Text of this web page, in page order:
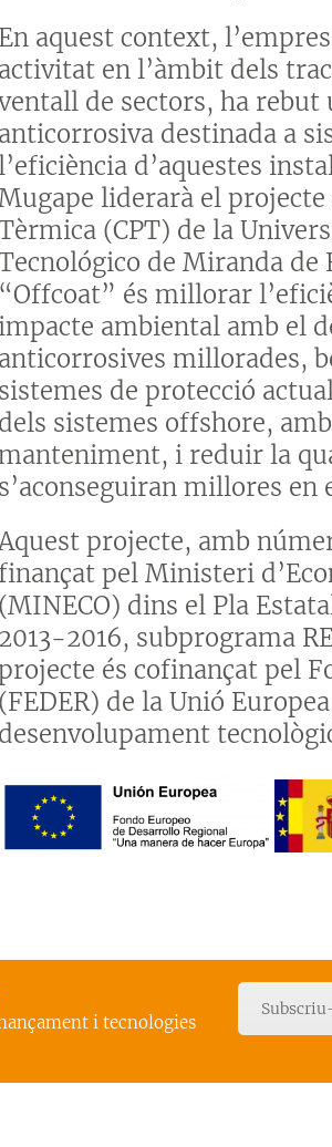
En aquest context,
activitat en l’àmbit dels
de sectors, ha rebut
anticorrosiva destinada a
l’eficiència d’aquestes
Mugape liderarà el projecte
(CPT) de la
de Miranda de
“Offcoat” és millorar
impacte ambiental amb el
anticorrosives millorades,
sistemes de protecció
dels sistemes offshore,
i reduir la
s’aconseguiran millores
Aquest projecte, amb
pel Ministeri
(MINECO) dins el Pla
2013-2016, subprograma
és cofinançat pel
(FEDER) de la Unió
desenvolupament
i tecnologies